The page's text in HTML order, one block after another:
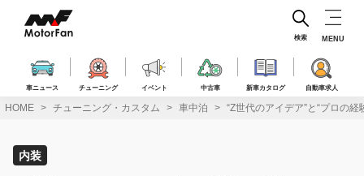
ス
車ニュース チューニング イベント 中古車 新車カタログ 自動車求人
検索 MENU
HOME チューニング・カスタム 車中泊 “Z世代のアイデア”と“プロの
内装